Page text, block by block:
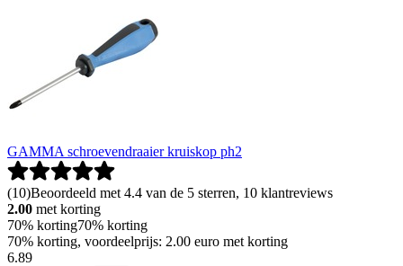
GAMMA schroevendraaier kruiskop ph2
(10)Beoordeeld met 4.4 van de 5 sterren, 10 klantreviews
2.00 met korting
70% korting70% korting
70% korting, voordeelprijs: 2.00 euro met korting
6.89